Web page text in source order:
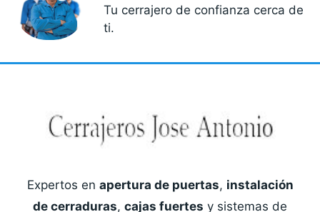
Tu cerrajero de confianza cerca de
ti.
Expertos en apertura de puertas, instalación
de cerraduras, cajas fuertes y sistemas de